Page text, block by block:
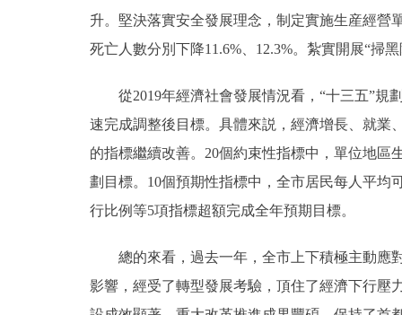
升。堅決落實安全發展理念，制定實施生産經營
死亡人數分別下降11.6%、12.3%。紮實開展“掃
從2019年經濟社會發展情況看，“十三五”規
速完成調整後目標。具體來説，經濟增長、就業
的指標繼續改善。20個約束性指標中，單位地
劃目標。10個預期性指標中，全市居民每人平
行比例等5項指標超額完成全年預期目標。
總的來看，過去一年，全市上下積極主動應對
影響，經受了轉型發展考驗，頂住了經濟下行壓